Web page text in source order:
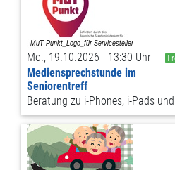
Mo., 19.10.2026 - 13:30 Uhr
Mediensprechstunde im
Seniorentreff
Beratung zu i-Phones, i-Pads